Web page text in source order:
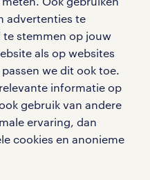
advertenties te
te stemmen op jouw
als op websites
we dit ook toe.
informatie op
gebruik van andere
ervaring, dan
cookies en anonieme
omtrent